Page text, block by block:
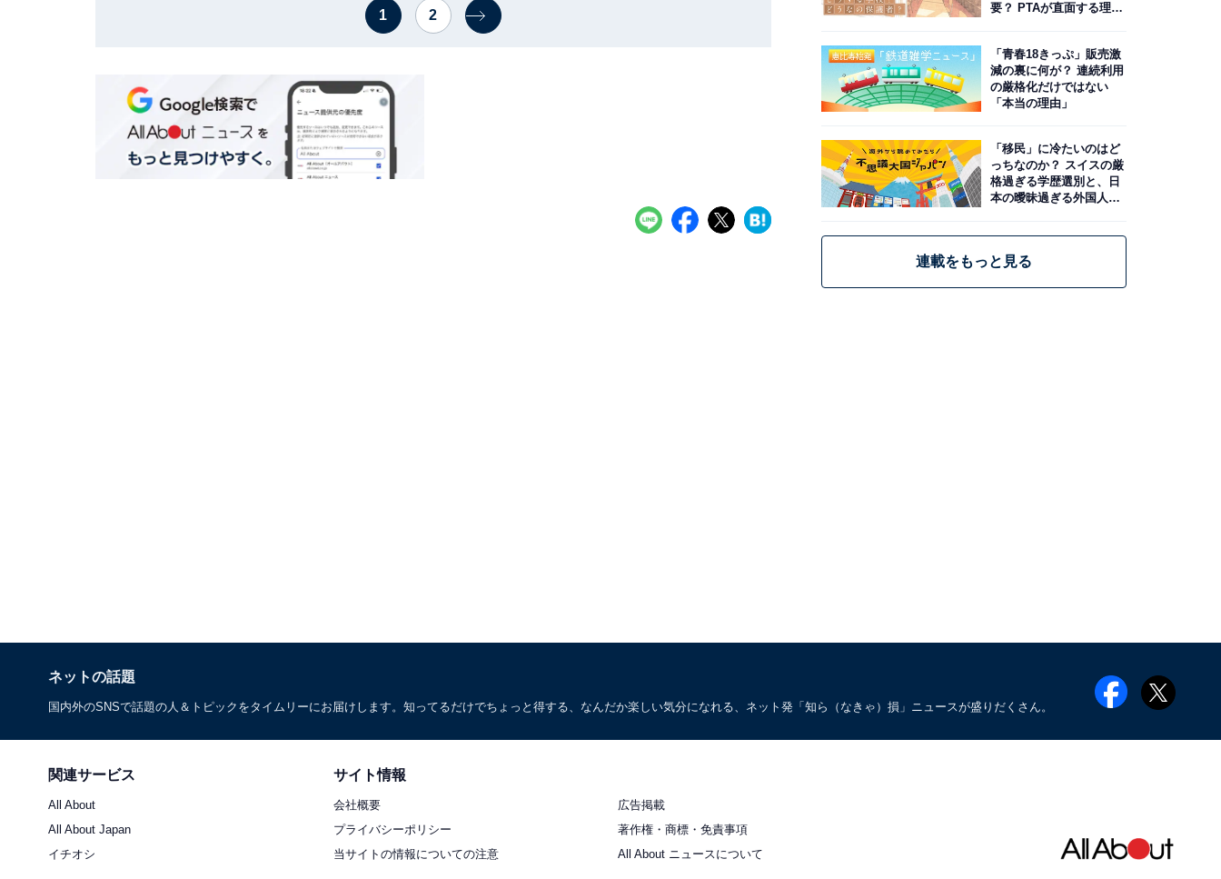
1 2
要？ PTAが直面する理想
「青春18きっぷ」販売激
減の裏に何が？ 連続利用
の厳格化だけではない
「本当の理由」
「移民」に冷たいのはど
っちなのか？ スイスの厳
格過ぎる学歴選別と、日
本の曖昧過ぎる外国人政
連載をもっと見る
ネットの話題
国内外のSNSで話題の人＆トピックをタイムリーにお届けします。知ってるだけでちょっと得する、なんだか楽しい気分になれる、ネット発「知ら（なきゃ）損」ニュースが盛りだくさん。
関連サービス
All About
All About Japan
イチオシ
サイト情報
会社概要
広告掲載
プライバシーポリシー
著作権・商標・免責事項
当サイトの情報についての注意
All About ニュースについて